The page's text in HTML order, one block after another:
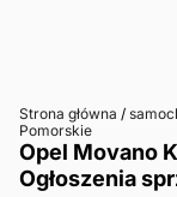
Strona główna /
Pomorskie
Opel Movano
Ogłoszenia